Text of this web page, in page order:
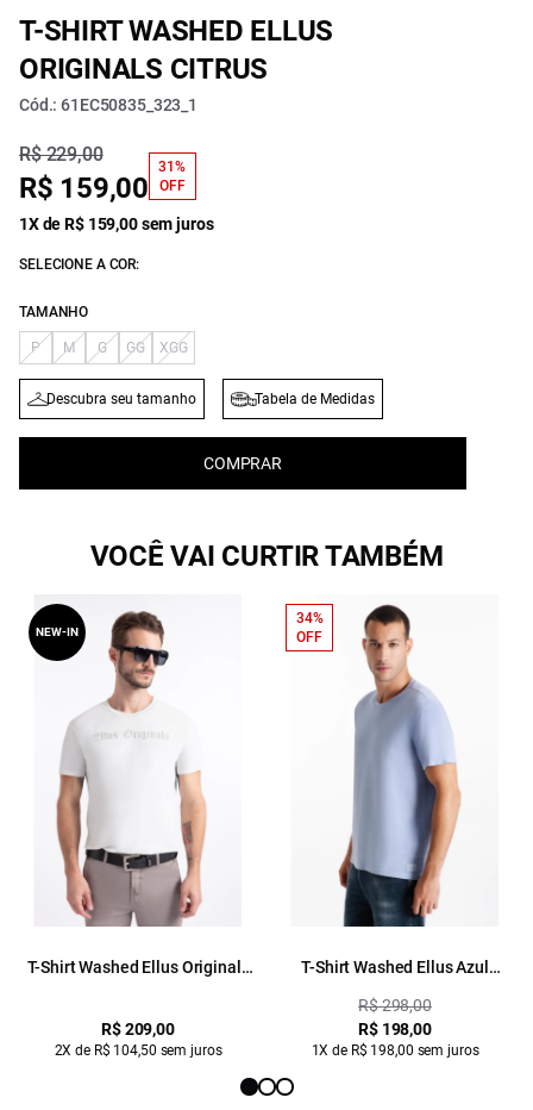
T-SHIRT WASHED ELLUS
ORIGINALS CITRUS
Cód.: 61EC50835_323_1
R$ 229,00
R$ 159,00
31%
OFF
1X de R$ 159,00 sem juros
SELECIONE A COR:
TAMANHO
P M G GG XGG
Descubra seu tamanho Tabela de Medidas
COMPRAR
VOCÊ VAI CURTIR TAMBÉM
T-Shirt Washed Ellus Originals
R$ 209,00
2X de R$ 104,50 sem juros
NEW-IN
T-Shirt Washed Ellus Azul
R$ 298,00
R$ 198,00
1X de R$ 198,00 sem juros
34%
OFF